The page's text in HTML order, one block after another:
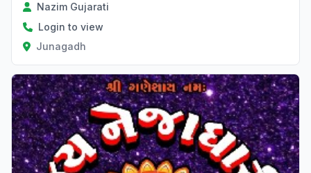
Nazim Gujarati
Login to view
Junagadh